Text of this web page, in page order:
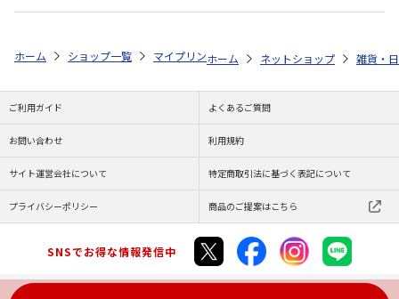
ホーム ショップ一覧 マイプリント カーステッカー【ボストン・
ホーム ネットショップ 雑貨・
ご利用ガイド よくあるご質問
お問い合わせ 利用規約
サイト運営会社について 特定商取引法に基づく表記について
プライバシーポリシー 商品のご提案はこちら
SNSでお得な情報発信中